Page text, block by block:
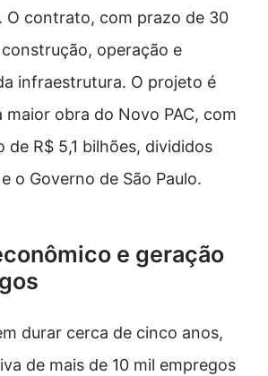
O contrato, com prazo de 30
operação e
infraestrutura. O projeto é
maior obra do Novo PAC, com
de R$ 5,1 bilhões, divididos
o Governo de São Paulo.
e geração
durar cerca de cinco anos,
de mais de 10 mil empregos